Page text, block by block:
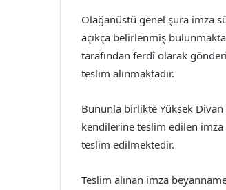
Olağanüstü genel şura imza
açıkça belirlenmiş
tarafından ferdî olarak
teslim alınmaktadır.
Bununla birlikte Yüksek
kendilerine teslim edilen
teslim edilmektedir.
Teslim alınan imza